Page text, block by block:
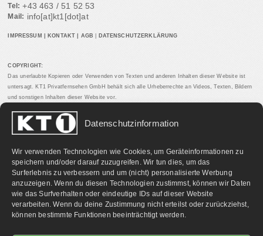
Datenschutzinformation
Wir verwenden Technologien wie Cookies, um Geräteinformationen zu
speichern und/oder darauf zuzugreifen. Wir tun dies, um das
Surferlebnis zu verbessern und um (nicht) personalisierte Werbung
anzuzeigen. Wenn du diesen Technologien zustimmst, können wir Daten
wie das Surfverhalten oder eindeutige IDs auf dieser Website
verarbeiten. Wenn du deine Zustimmung nicht erteilst oder zurückziehst,
können bestimmte Funktionen beeinträchtigt werden.
Tel: +43 463 / 51 52 53
Mail: info[at]kt1[dot]at
IMPRESSUM KONTAKT AGB DATENSCHUTZERKLÄRUNG
COPYRIGHT:
Das unerlaubte Kopieren oder Verwenden von Texten und anderen Inhalten dieser Website ist
untersagt. KT1 Privatfernsehen GmbH behält sich alle Urheberrechte an Videos, Texten, Bildern
und sonstigen Inhalten dieser Website vor.
PARTNERLINKS: